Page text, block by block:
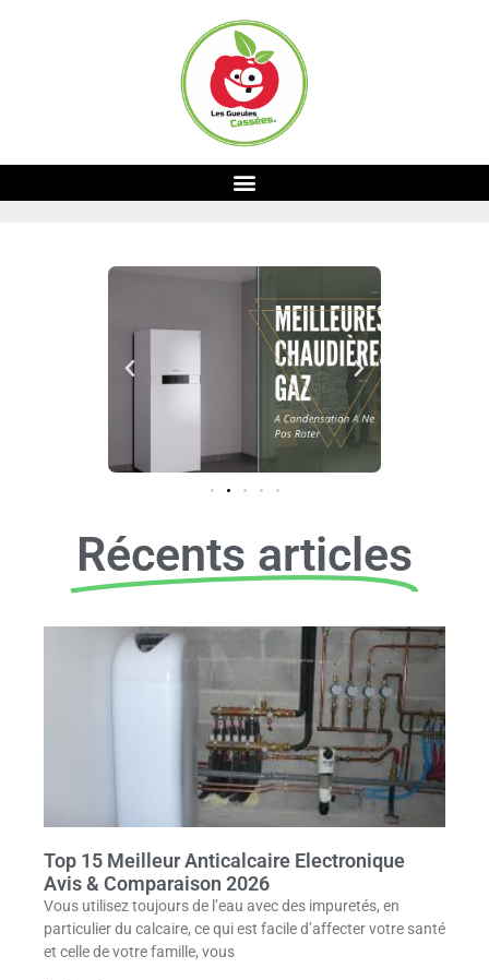
Récents articles
Top 15 Meilleur Anticalcaire Electronique
Avis & Comparaison 2026
Vous utilisez toujours de l’eau avec des impuretés, en
particulier du calcaire, ce qui est facile d’affecter votre santé
et celle de votre famille, vous